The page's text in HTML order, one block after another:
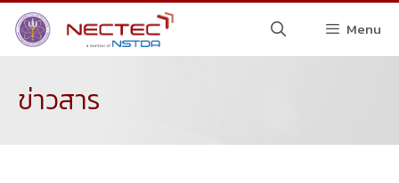
Menu
ข่าวสาร